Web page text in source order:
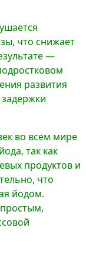
что снижает
—
развития
во всем мире
так как
продуктов и
что
йодом.